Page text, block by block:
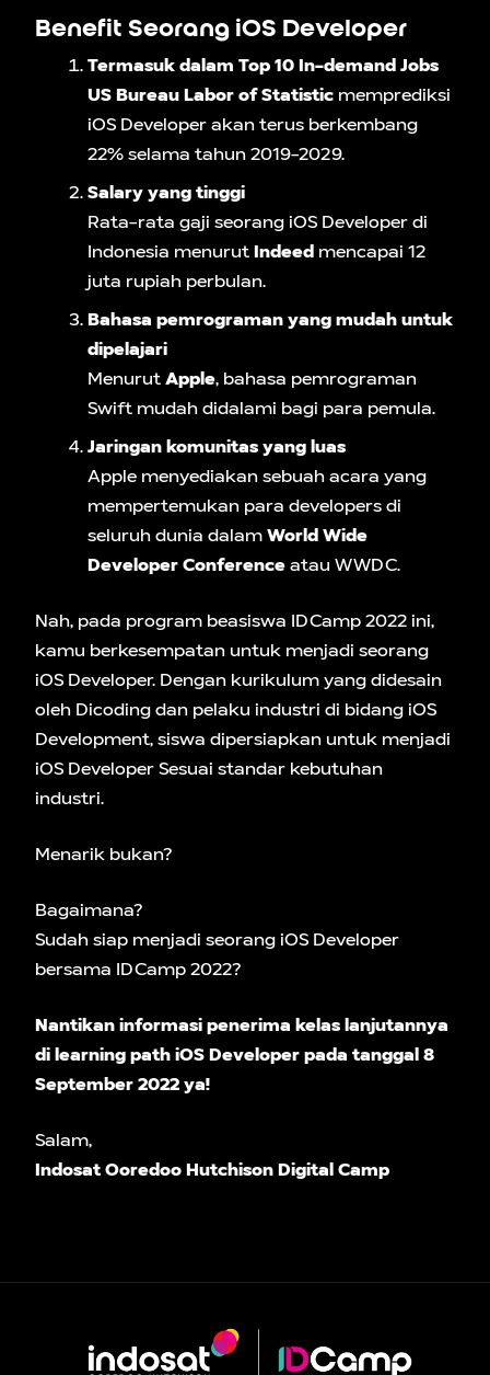
Benefit Seorang iOS Developer
Termasuk dalam Top 10 In-demand Jobs
US Bureau Labor of Statistic memprediksi
iOS Developer akan terus berkembang
22% selama tahun 2019-2029.
Salary yang tinggi
Rata-rata gaji seorang iOS Developer di
Indonesia menurut Indeed mencapai 12
juta rupiah perbulan.
Bahasa pemrograman yang mudah untuk
dipelajari
Menurut Apple, bahasa pemrograman
Swift mudah didalami bagi para pemula.
Jaringan komunitas yang luas
Apple menyediakan sebuah acara yang
mempertemukan para developers di
seluruh dunia dalam World Wide
Developer Conference atau WWDC.
Nah, pada program beasiswa IDCamp 2022 ini,
kamu berkesempatan untuk menjadi seorang
iOS Developer. Dengan kurikulum yang didesain
oleh Dicoding dan pelaku industri di bidang iOS
Development, siswa dipersiapkan untuk menjadi
iOS Developer Sesuai standar kebutuhan
industri.
Menarik bukan?
Bagaimana?
Sudah siap menjadi seorang iOS Developer
bersama IDCamp 2022?
Nantikan informasi penerima kelas lanjutannya
di learning path iOS Developer pada tanggal 8
September 2022 ya!
Salam,
Indosat Ooredoo Hutchison Digital Camp